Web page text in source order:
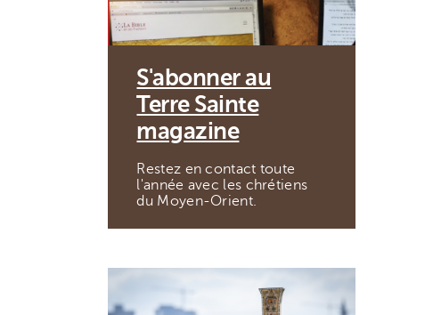
S'abonner au
Terre Sainte
magazine
Restez en contact toute
l'année avec les chrétiens
du Moyen-Orient.